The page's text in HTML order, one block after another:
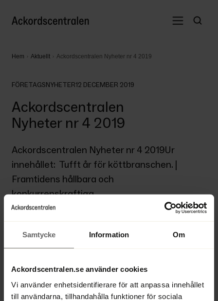
Samtycke Information Om
Ackordscentralen.se använder cookies
Vi använder enhetsidentifierare för att anpassa innehållet
till användarna, tillhandahålla funktioner för sociala
Hem Aktuellt Ackordscentralen Nyheter nr 4 2019
FÖRETAGSNYHETER12 DECEMBER 2019
Ackordscentralen
Nyheter nr 4 2019
Ackordscentralen Nyheter nr 4 2019Ur
innehållet:  Tufft år för köttbranschen. |
Framtidens hållbara och
konkurrenskraftiga
Ur innehållet:  Tufft år för köttbranschen. |
Framtidens hållbara och konkurrenskraftiga
direktivet. | Näringsförbud: I svensk rätt, utländsk
rätt och Europarätten – ny bok i skriftserien. |
Fenixdagen i Malmö. | Rättsnytt. | Nytt på AC. |